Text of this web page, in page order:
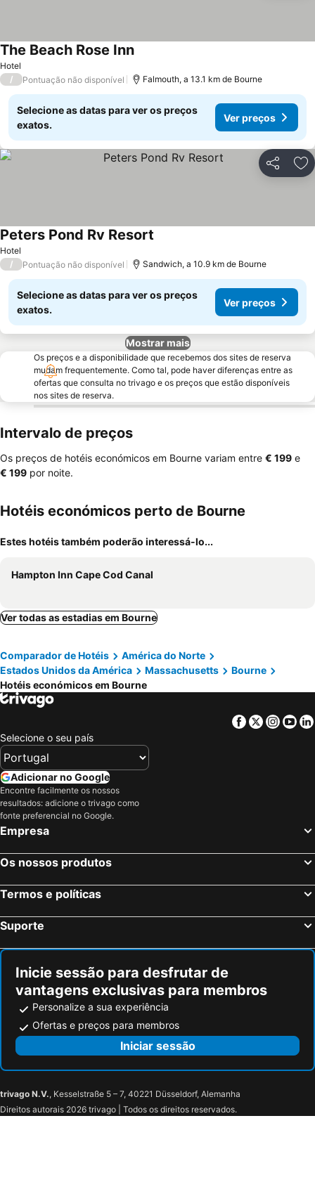
Hotel
The Beach Rose Inn
/ Pontuação não disponível Falmouth, a 13.1 km de Bourne
Selecione as datas para ver os preços
exatos.
Ver preços
Partilhar
Hotel
Peters Pond Rv Resort
/ Pontuação não disponível Sandwich, a 10.9 km de Bourne
Selecione as datas para ver os preços
exatos.
Ver preços
Mostrar mais
Os preços e a disponibilidade que recebemos dos sites de reserva
mudam frequentemente. Como tal, pode haver diferenças entre as
ofertas que consulta no trivago e os preços que estão disponíveis
nos sites de reserva.
Intervalo de preços
Os preços de hotéis económicos em Bourne variam entre ‎€ 199 e
‎€ 199 por noite.
Hotéis económicos perto de Bourne
Estes hotéis também poderão interessá-lo...
Hampton Inn Cape Cod Canal
Ver todas as estadias em Bourne
Comparador de Hotéis
América do Norte
Estados Unidos da América
Massachusetts
Bourne
Hotéis económicos em Bourne
Facebook
Twitter
Selecione o seu país
Adicionar no Google
Encontre facilmente os nossos
resultados: adicione o trivago como
fonte preferencial no Google.
Empresa
Os nossos produtos
Termos e políticas
Suporte
Inicie sessão para desfrutar de
vantagens exclusivas para membros
Personalize a sua experiência
Ofertas e preços para membros
Iniciar sessão
trivago N.V., Kesselstraße 5 – 7, 40221 Düsseldorf, Alemanha
Direitos autorais 2026 trivago | Todos os direitos reservados.